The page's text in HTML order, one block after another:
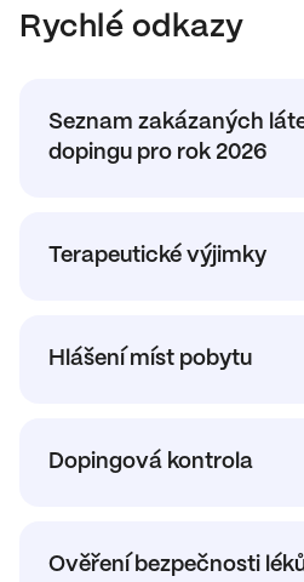
Rychlé odkazy
Seznam zakázaných
dopingu pro rok 2026
Terapeutické výjimky
Hlášení míst pobytu
Dopingová kontrola
Ověření bezpečnosti